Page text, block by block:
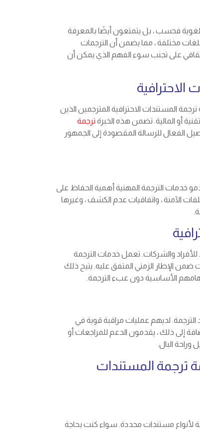
فحسب ، بل يتمتعون أيضًا بالمعرفة
مختلفة ، مما يضمن أن الترجمات
على تجنب سوء الفهم الذي يمكن أن
المستندات الاحترافية المترجمين الذين
أو المالية. تضمن هذه الخبرة ترجمة
الفعال للرسالة المقصودة إلى الجمهور
خدمات الترجمة المهنية أهمية الحفاظ على
الآمنة ، واتفاقيات عدم الكشف ، وغيرها
للأفراد والشركات. تعمل خدمات الترجمة
الإطار الزمني المتفق عليه. يتيح ذلك
مهامهم الأساسية دون عبء الترجمة.
لديهم عمليات مراقبة قوية في
إلى ذلك ، يقدمون الدعم للمراجعات أو
البال.
ترجمة المستندات
لأنواع مستندات محددة. سواء كنت بحاجة